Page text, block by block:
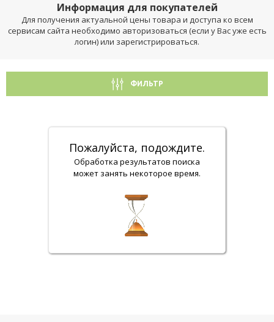
Информация для покупателей
Для получения актуальной цены товара и доступа ко всем
сервисам сайта необходимо авторизоваться (если у Вас уже есть
логин) или зарегистрироваться.
ФИЛЬТР
Пожалуйста, подождите.
Обработка результатов поиска
может занять некоторое время.